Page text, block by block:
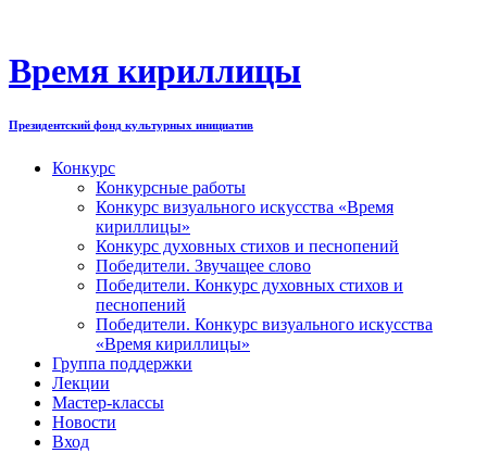
содержимому
Время кириллицы
Президентский фонд культурных инициатив
Конкурс
Конкурсные работы
Конкурс визуального искусства «Время
кириллицы»
Конкурс духовных стихов и песнопений
Победители. Звучащее слово
Победители. Конкурс духовных стихов и
песнопений
Победители. Конкурс визуального искусства
«Время кириллицы»
Группа поддержки
Лекции
Мастер-классы
Новости
Вход